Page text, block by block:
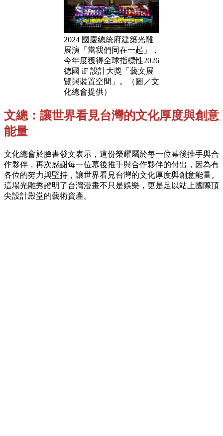
2024 國慶總統府建築光雕
展演「當我們同在一起」，
今年度獲得全球指標性2026
德國 iF 設計大獎「藝文展
覽與裝置空間」。（圖／文
化總會提供）
文總：讓世界看見台灣的文化厚度與創意
能量
文化總會於臉書發文表示，這份榮耀屬於每一位幕後推手與合
作夥伴，再次感謝每一位幕後推手與合作夥伴的付出，因為有
各位的努力與堅持，讓世界看見台灣的文化厚度與創意能量。
這場光雕秀證明了台灣漫畫不只是娛樂，更是足以站上國際頂
尖設計殿堂的藝術資產。